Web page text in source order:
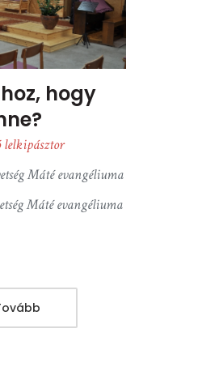
hogy
Máté evangéliuma
Máté evangéliuma